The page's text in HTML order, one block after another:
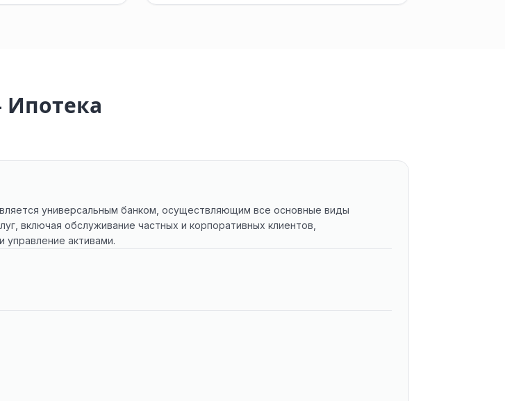
универсальным банком, осуществляющим все основные виды
включая обслуживание частных и корпоративных клиентов,
управление активами.